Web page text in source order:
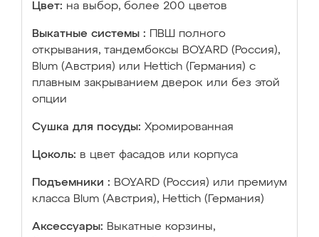
Цвет: на выбор, более 200 цветов
Выкатные системы :
ПВШ полного
открывания, тандембоксы BOYARD (Россия),
Blum (Австрия) или Hettich (Германия) с
плавным закрыванием дверок или без этой
опции
Сушка для посуды: Хромированная
Цоколь: в цвет фасадов или корпуса
Подъемники : BOYARD (Россия) или премиум
класса Blum (Австрия), Hettich (Германия)
Аксессуары: Выкатные корзины,